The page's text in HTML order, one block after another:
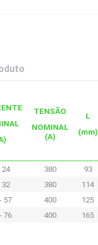
TENSÃO
NOMINAL
(A)
L
(mm)
24 380 93
32 380 114
57 400 125
76 400 165